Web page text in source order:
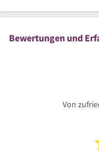
Bewertungen und
Von